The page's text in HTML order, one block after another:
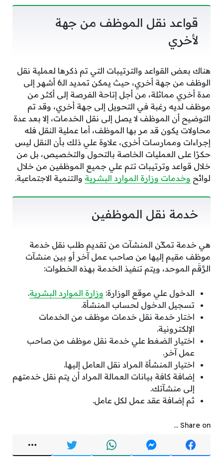
قواعد نقل الموظف من جهة
لأخري
هناك بعض القواعد والترتيبات التي تم ذكرها لعملية نقل
الوظف من جهة أخري، حيث يمكن تمديد الـ6 أشهر إلى
مدة أخري مماثلة، من أجل إتاحة الفرصة إلى أكثر من
موظف لديه رغبة في التحويل إلى جهة أخري، وقد تم
التوضيح أن الموظف لا يصل إلى نقل الخدمات، إلا بعد عدة
محاولات يكون قد مر بها الموظف، أما عملية النقل فله
إجراءات وممارسات أخرى، علاوة علي ذلك بأن النقل ليس
حكرًا على العمليات الخاصة بالتحول والتخصيص، بل من
خلال قواعد وترتيبات تتم علي جميع الموظفين من خلال
لوائح وخدمات وزارة الموارد البشرية والتنمية الاجتماعية.
خدمة نقل الموظفين
هي خدمة تمكّن المنشآت من تقديم طلب نقل خدمة
موظف مقيم إليها من صاحب عمل آخر أو بين منشآت
الرَّقَم الموحد، ويتم تنفيذ الخدمة بهذه الخطوات:
الدخول علي موقع الوزارة: وزارة الموارد البشرية.
تسجيل الدخول لحساب المنشأة.
اختار خدمة نقل خدمات موظف من الخدمات
الإلكترونية.
اختيار الضغط علي خدمة نقل موظف من صاحب
عمل آخر.
اختيار المنشأة المراد نقل العامل إليها.
إضافة كافة بيانات العمالة المراد أن يتم نقل خدمتهم
إلى منشآتك.
ثم إضافة عقد عمل لكل عامل.
Share on ...